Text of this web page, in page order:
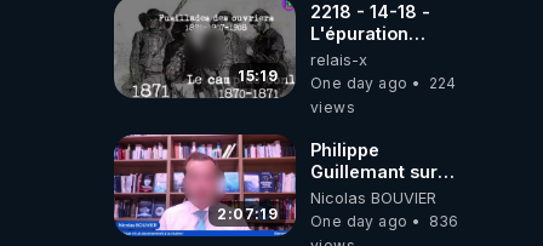
15:19
2218 - 14-18 -
L'épuration
républicaine
organisée par les
frères de la
relais-x
One day ago
224
views
2:07:19
Philippe
Guillemant sur
l’IA, la conscience
et les OVNI
Nicolas BOUVIER
One day ago
836